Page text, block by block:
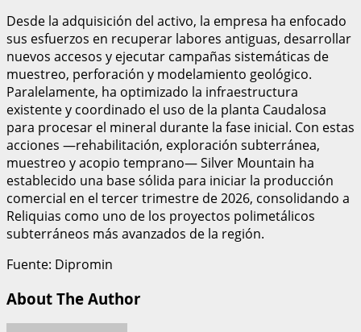
Desde la adquisición del activo, la empresa ha enfocado
sus esfuerzos en recuperar labores antiguas, desarrollar
nuevos accesos y ejecutar campañas sistemáticas de
muestreo, perforación y modelamiento geológico.
Paralelamente, ha optimizado la infraestructura
existente y coordinado el uso de la planta Caudalosa
para procesar el mineral durante la fase inicial. Con estas
acciones —rehabilitación, exploración subterránea,
muestreo y acopio temprano— Silver Mountain ha
establecido una base sólida para iniciar la producción
comercial en el tercer trimestre de 2026, consolidando a
Reliquias como uno de los proyectos polimetálicos
subterráneos más avanzados de la región.
Fuente: Dipromin
About The Author